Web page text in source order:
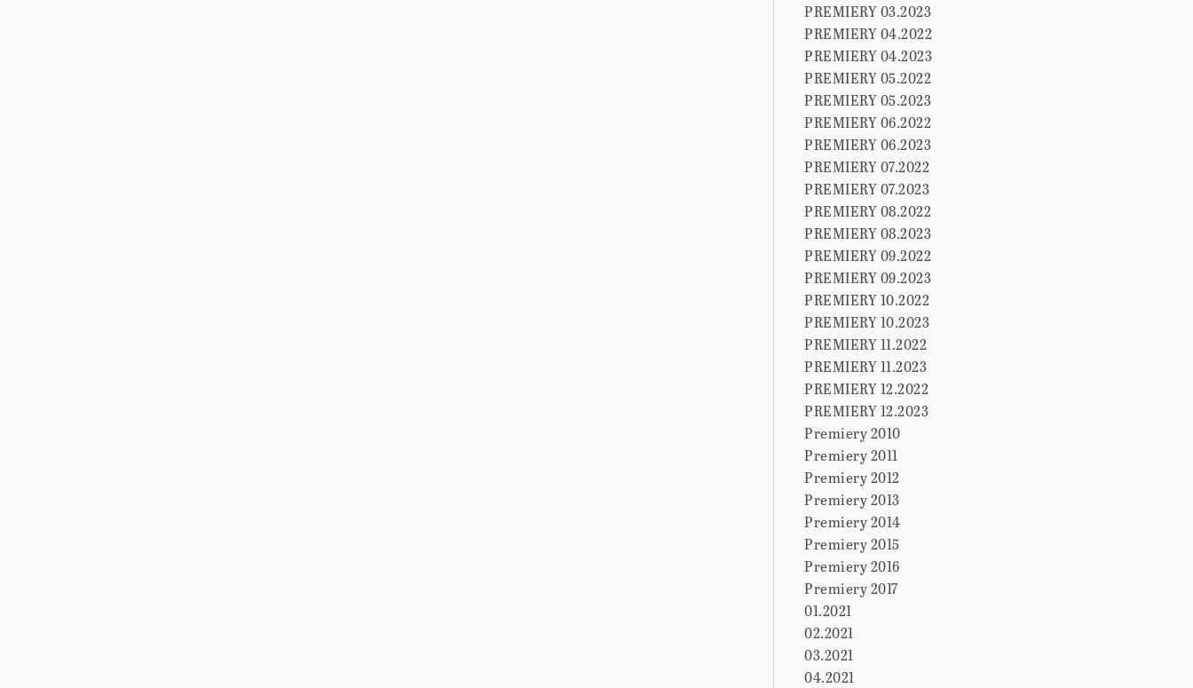
PREMIERY 03.2023
PREMIERY 04.2022
PREMIERY 04.2023
PREMIERY 05.2022
PREMIERY 05.2023
PREMIERY 06.2022
PREMIERY 06.2023
PREMIERY 07.2022
PREMIERY 07.2023
PREMIERY 08.2022
PREMIERY 08.2023
PREMIERY 09.2022
PREMIERY 09.2023
PREMIERY 10.2022
PREMIERY 10.2023
PREMIERY 11.2022
PREMIERY 11.2023
PREMIERY 12.2022
PREMIERY 12.2023
Premiery 2010
Premiery 2011
Premiery 2012
Premiery 2013
Premiery 2014
Premiery 2015
Premiery 2016
Premiery 2017
01.2021
02.2021
03.2021
04.2021